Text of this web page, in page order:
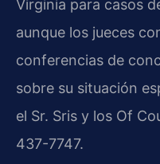
Virginia para casos
aunque los jueces
conferencias de
sobre su situación
el Sr. Sris y los Of
437-7747.